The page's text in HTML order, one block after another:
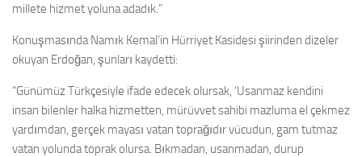
millete hizmet yoluna adadık.”
Konuşmasında Namık Kemal’in Hürriyet Kasidesi şiirinden dizeler
okuyan Erdoğan, şunları kaydetti:
“Günümüz Türkçesiyle ifade edecek olursak, ‘Usanmaz kendini
insan bilenler halka hizmetten, mürüvvet sahibi mazluma el çekmez
yardımdan, gerçek mayası vatan toprağıdır vücudun, gam tutmaz
vatan yolunda toprak olursa. Bıkmadan, usanmadan, durup